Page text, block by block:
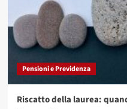
Pensioni e Previdenza
Riscatto della laurea: